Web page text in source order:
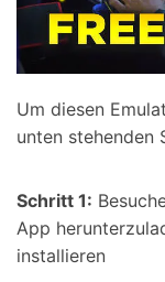
Um diesen
unten stehenden
Schritt 1:
App
installieren